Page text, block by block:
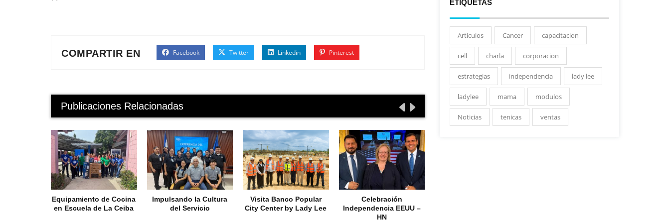
COMPARTIR EN Facebook Twitter Linkedin Pinterest
Publicaciones Relacionadas
Equipamiento de Cocina
en Escuela de La Ceiba
Impulsando la Cultura
del Servicio
Visita Banco Popular
City Center by Lady Lee
Celebración
Independencia EEUU –
HN
ETIQUETAS
Articulos Cancer capacitacion
cell charla corporacion
estrategias independencia lady lee
ladylee mama modulos
Noticias tenicas ventas